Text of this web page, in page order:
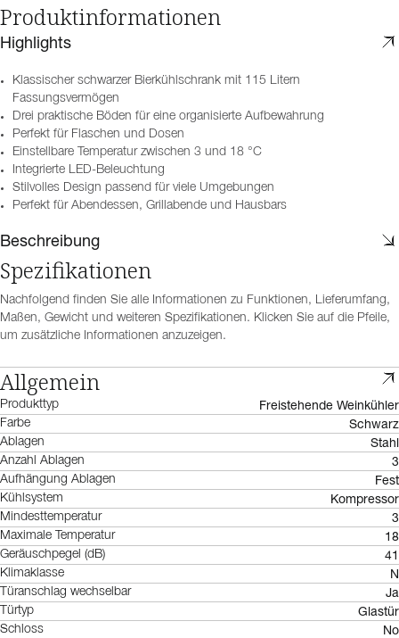
Produktinformationen
Highlights
Klassischer schwarzer Bierkühlschrank mit 115 Litern
Fassungsvermögen
Drei praktische Böden für eine organisierte Aufbewahrung
Perfekt für Flaschen und Dosen
Einstellbare Temperatur zwischen 3 und 18 °C
Integrierte LED-Beleuchtung
Stilvolles Design passend für viele Umgebungen
Perfekt für Abendessen, Grillabende und Hausbars
Beschreibung
Spezifikationen
Nachfolgend finden Sie alle Informationen zu Funktionen, Lieferumfang,
Maßen, Gewicht und weiteren Spezifikationen. Klicken Sie auf die Pfeile,
um zusätzliche Informationen anzuzeigen.
Allgemein
Produkttyp Freistehende Weinkühler
Farbe Schwarz
Ablagen Stahl
Anzahl Ablagen 3
Aufhängung Ablagen Fest
Kühlsystem Kompressor
Mindesttemperatur 3
Maximale Temperatur 18
Geräuschpegel (dB) 41
Klimaklasse N
Türanschlag wechselbar Ja
Türtyp Glastür
Schloss No